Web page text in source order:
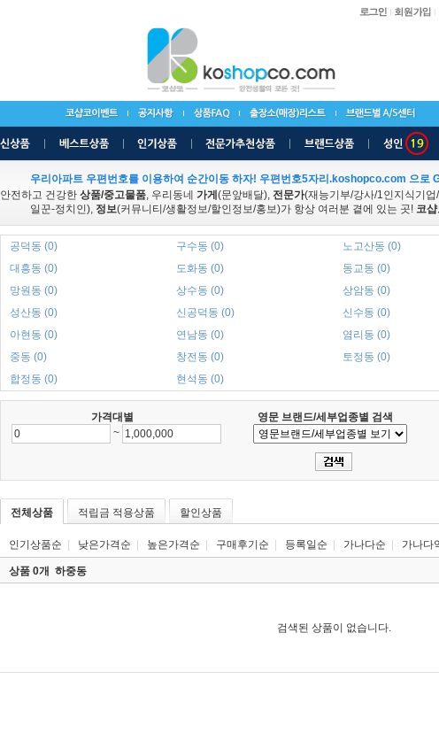
우리아파트 우편번호를 이용하여 순간이동 하자! 우편번호5자리.koshopco.com 으로
안전하고 건강한 상품/중고물품, 우리동네 가게 (문앞배달), 전문가(재능기부/강사/1인지식기업
일꾼-정치인), 정보(커뮤니티/생활정보/할인정보/홍보)가 항상 여러분 곁에 있는 곳! 코
공덕동 (0) 구수동 (0) 노고산동 (0)
대흥동 (0)
도화동 (0) 동교동 (0)
망원동 (0)
상수동 (0) 상암동 (0)
성산동 (0)
신공덕동 (0) 신수동 (0)
아현동 (0)
연남동 (0) 염리동 (0)
중동 (0)
창전동 (0) 토정동 (0)
합정동 (0)
현석동 (0)
가격대별 영문 브랜드/세부업종별 검색
~
전체상품 적립금 적용상품 할인상품
인기상품순 낮은가격순 높은가격순 구매후기순 등록일순 가나다순 가나다
상품 0개 하중동
검색된 상품이 없습니다.